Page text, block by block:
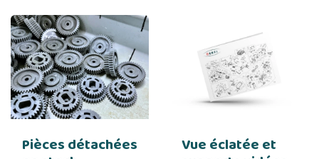
Pièces détachées Vue éclatée et